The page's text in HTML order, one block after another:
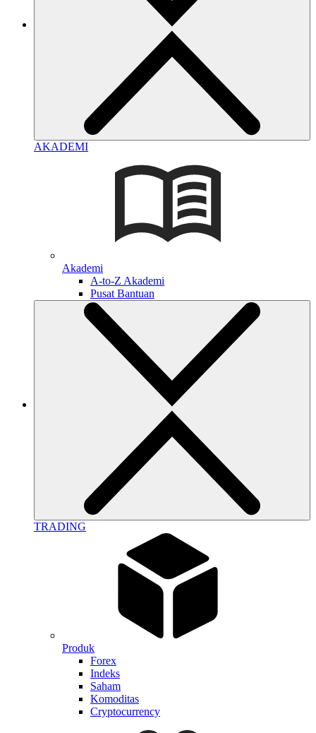
AKADEMI
Akademi
A-to-Z Akademi
Pusat Bantuan
TRADING
Produk
Forex
Indeks
Saham
Komoditas
Cryptocurrency